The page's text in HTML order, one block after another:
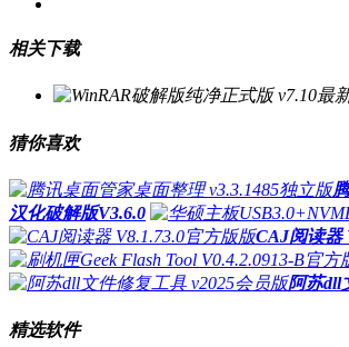
相关下载
猜你喜欢
汉化破解版V3.6.0
CAJ阅读器
阿苏dll
精选软件